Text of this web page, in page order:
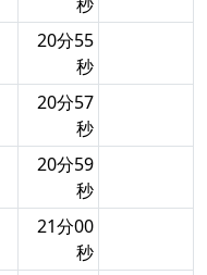
20分55
秒
20分57
秒
20分59
秒
21分00
秒